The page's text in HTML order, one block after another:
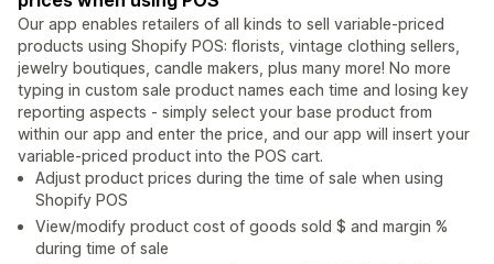
Our app enables retailers of all kinds to sell variable-priced
products using Shopify POS: florists, vintage clothing sellers,
jewelry boutiques, candle makers, plus many more! No more
typing in custom sale product names each time and losing key
reporting aspects - simply select your base product from
within our app and enter the price, and our app will insert your
variable-priced product into the POS cart.
Adjust product prices during the time of sale when using
Shopify POS
View/modify product cost of goods sold $ and margin %
during time of sale